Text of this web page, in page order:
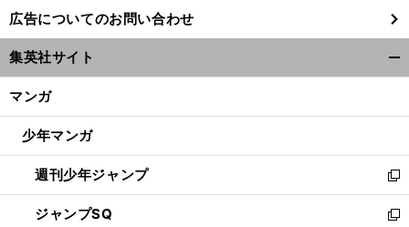
い
ウ
ィ
ン
ウ
開
く
広告についてのお問い合わせ
集英社サイト
マンガ
少年マンガ
週刊少年ジャンプ
新
し
い
ジャンプSQ
新